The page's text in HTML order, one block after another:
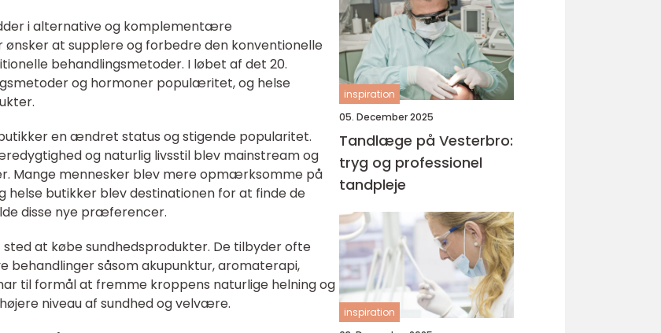
i alternative og komplementære
at supplere og forbedre den konventionelle
behandlingsmetoder. I løbet af det 20.
og hormoner populæritet, og helse
butikker en ændret status og stigende popularitet.
og naturlig livsstil blev mainstream og
Mange mennesker blev mere opmærksomme på
helse butikker blev destinationen for at finde de
disse nye præferencer.
at købe sundhedsprodukter. De tilbyder ofte
behandlinger såsom akupunktur, aromaterapi,
til formål at fremme kroppens naturlige helning og
niveau af sundhed og velvære.
tilgang
inspiration
05. December 2025
Tandlæge på Vesterbro:
tryg og professionel
tandpleje
inspiration